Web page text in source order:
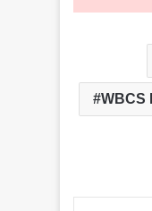
WBCS